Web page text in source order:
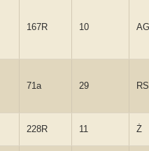
167R 10
71a 29 RS
228R 11 Ż